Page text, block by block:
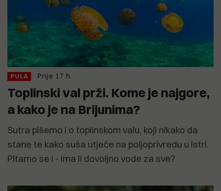
PULA Prije 17 h
Toplinski val prži. Kome je najgore,
a kako je na Brijunima?
Sutra pišemo i o toplinskom valu, koji nikako da
stane te kako suša utječe na poljoprivredu u Istri.
PItamo se i - ima li dovoljno vode za sve?